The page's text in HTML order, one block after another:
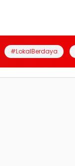
#LokalBerdaya